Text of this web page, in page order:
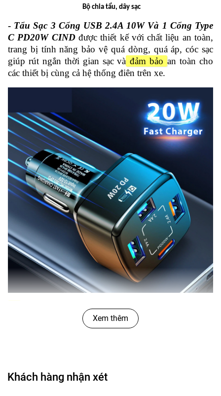
Bộ chia tẩu, dây sạc
- Tẩu Sạc 3 Cổng USB 2.4A 10W Và 1 Cổng Type
C PD20W CINDđược thiết kế với chất liệu an toàn,
trang bị tính năng bảo vệ quá dòng, quá áp, cóc sạc
giúp rút ngắn thời gian sạc và đảm bảo an toàn cho
các thiết bị cùng cả hệ thống điên trên xe.
Và 1 Cổng Type C PD20W CIND
cầu chì để bảo vệ chống sét chống cháy
Chất liệu: Vỏ làm bằng nhựa ABS chắc chắn
Xem thêm
Khách hàng nhận xét